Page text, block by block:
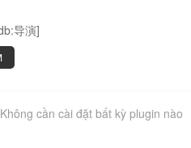
导演]
Không cần cài đặt bất kỳ plugin nào